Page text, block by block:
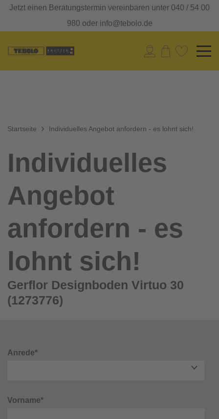
Jetzt einen Beratungstermin vereinbaren unter 040 / 54 00
980 oder info@tebolo.de
Startseite Individuelles Angebot anfordern - es lohnt sich!
Individuelles
Angebot
anfordern - es
lohnt sich!
Gerflor Designboden Virtuo 30
(1273776)
Anrede*
Vorname*